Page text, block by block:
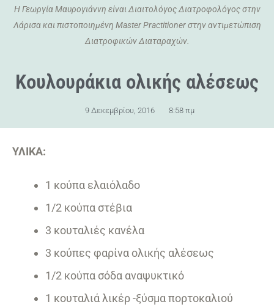
Η Γεωργία Μαυρογιάννη είναι Διαιτολόγος Διατροφολόγος στην
Λάρισα και πιστοποιημένη Master Practitioner στην αντιμετώπιση
Διατροφικών Διαταραχών.
Κουλουράκια ολικής αλέσεως
9 Δεκεμβρίου, 2016 8:58 πμ
ΥΛΙΚΑ:
1 κούπα ελαιόλαδο
1/2 κούπα στέβια
3 κουταλιές κανέλα
3 κούπες φαρίνα ολικής αλέσεως
1/2 κούπα σόδα αναψυκτικό
1 κουταλιά λικέρ -ξύσμα πορτοκαλιού